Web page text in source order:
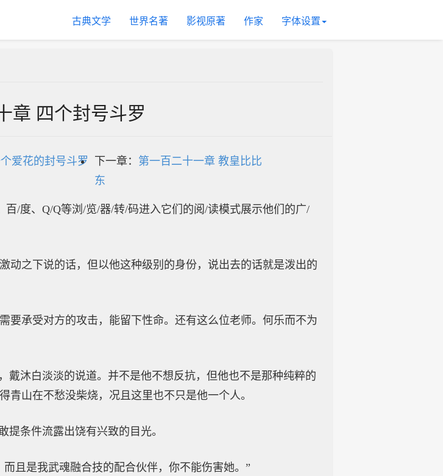
古典文学 世界名著 影视原著 作家 字体设置
章 四个封号斗罗
爱花的封号斗罗 下一章： 第一百二十一章 教皇比比
东
百/度、Q/Q等浏/览/器/转/码进入它们的阅/读模式展示他们的广/
动之下说的话，但以他这种级别的身份，说出去的话就是泼出的
要承受对方的攻击，能留下性命。还有这么位老师。何乐而不为
戴沐白淡淡的说道。并不是他不想反抗，但他也不是那种纯粹的
山在不愁没柴烧，况且这里也不只是他一个人。
提条件流露出饶有兴致的目光。
且是我武魂融合技的配合伙伴，你不能伤害她。”